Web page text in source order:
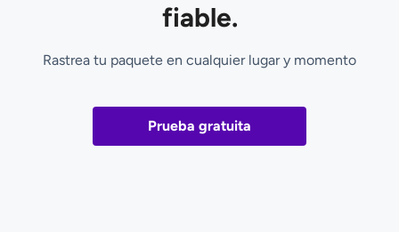
fiable.
Rastrea tu paquete en cualquier lugar y momento
Prueba gratuita